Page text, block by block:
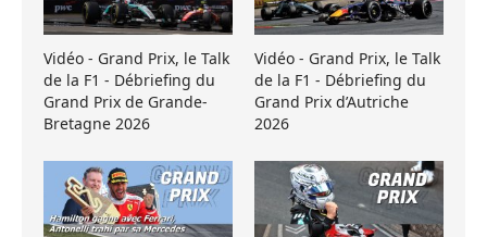
Vidéo - Grand Prix, le Talk
de la F1 - Débriefing du
Grand Prix de Grande-
Bretagne 2026
Vidéo - Grand Prix, le Talk
de la F1 - Débriefing du
Grand Prix d’Autriche
2026